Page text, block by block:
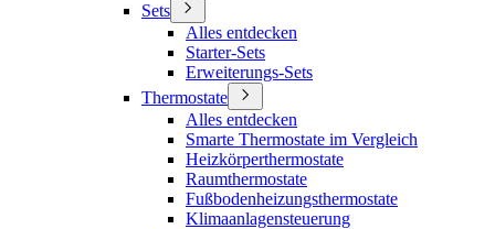
Sets
Alles entdecken
Starter-Sets
Erweiterungs-Sets
Thermostate
Alles entdecken
Smarte Thermostate im Vergleich
Heizkörperthermostate
Raumthermostate
Fußbodenheizungsthermostate
Klimaanlagensteuerung